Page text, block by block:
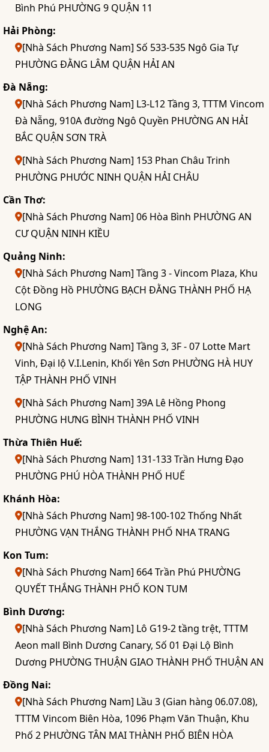
Bình Phú PHƯỜNG 9 QUẬN 11
Hải Phòng:
[Nhà Sách Phương Nam] Số 533-535 Ngô Gia Tự
PHƯỜNG ĐẰNG LÂM QUẬN HẢI AN
Đà Nẵng:
[Nhà Sách Phương Nam] L3-L12 Tầng 3, TTTM Vincom
Đà Nẵng, 910A đường Ngô Quyền PHƯỜNG AN HẢI
BẮC QUẬN SƠN TRÀ
[Nhà Sách Phương Nam] 153 Phan Châu Trinh
PHƯỜNG PHƯỚC NINH QUẬN HẢI CHÂU
Cần Thơ:
[Nhà Sách Phương Nam] 06 Hòa Bình PHƯỜNG AN
CƯ QUẬN NINH KIỀU
Quảng Ninh:
[Nhà Sách Phương Nam] Tầng 3 - Vincom Plaza, Khu
Cột Đồng Hồ PHƯỜNG BẠCH ĐẰNG THÀNH PHỐ HẠ
LONG
Nghệ An:
[Nhà Sách Phương Nam] Tầng 3, 3F - 07 Lotte Mart
Vinh, Đại lộ V.I.Lenin, Khối Yên Sơn PHƯỜNG HÀ HUY
TẬP THÀNH PHỐ VINH
[Nhà Sách Phương Nam] 39A Lê Hồng Phong
PHƯỜNG HƯNG BÌNH THÀNH PHỐ VINH
Thừa Thiên Huế:
[Nhà Sách Phương Nam] 131-133 Trần Hưng Đạo
PHƯỜNG PHÚ HÒA THÀNH PHỐ HUẾ
Khánh Hòa:
[Nhà Sách Phương Nam] 98-100-102 Thống Nhất
PHƯỜNG VẠN THẮNG THÀNH PHỐ NHA TRANG
Kon Tum:
[Nhà Sách Phương Nam] 664 Trần Phú PHƯỜNG
QUYẾT THẮNG THÀNH PHỐ KON TUM
Bình Dương:
[Nhà Sách Phương Nam] Lô G19-2 tầng trệt, TTTM
Aeon mall Bình Dương Canary, Số 01 Đại Lộ Bình
Dương PHƯỜNG THUẬN GIAO THÀNH PHỐ THUẬN AN
Đồng Nai:
[Nhà Sách Phương Nam] Lầu 3 (Gian hàng 06.07.08),
TTTM Vincom Biên Hòa, 1096 Phạm Văn Thuận, Khu
Phố 2 PHƯỜNG TÂN MAI THÀNH PHỐ BIÊN HÒA